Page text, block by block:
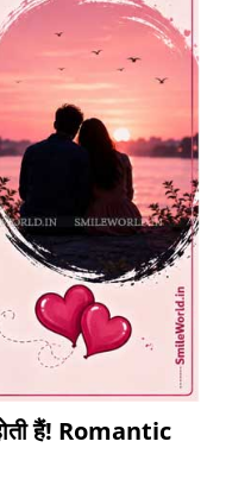
हैं! Romantic